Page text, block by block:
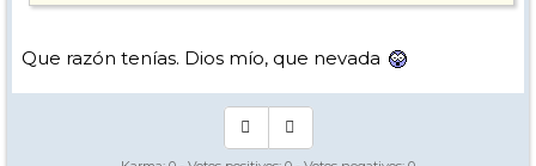
Que razón tenías. Dios mío, que nevada